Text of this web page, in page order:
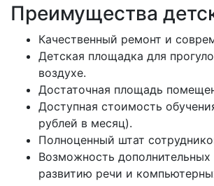
Преимущества
Качественный ремонт и
Детская площадка для
воздухе.
Достаточная площадь
Доступная стоимость
рублей в месяц).
Полноценный штат
Возможность дополнительных
развитию речи и